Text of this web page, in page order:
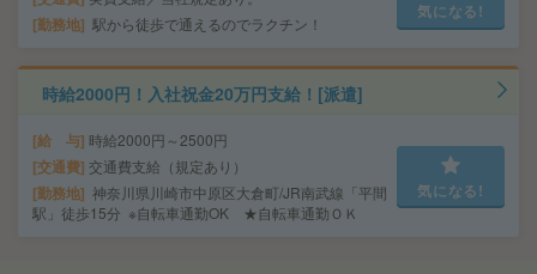
勤務地 駅から徒歩で通えるのでラクチン！
気になる!
時給2000円！入社祝金20万円支給！[派遣]
給 与 時給2000円～2500円
交通費 交通費支給（規定あり）
勤務地 神奈川県川崎市中原区大倉町/JR南武線「平間
駅」徒歩15分 ※自転車通勤OK ★自転車通勤ＯＫ
気になる!